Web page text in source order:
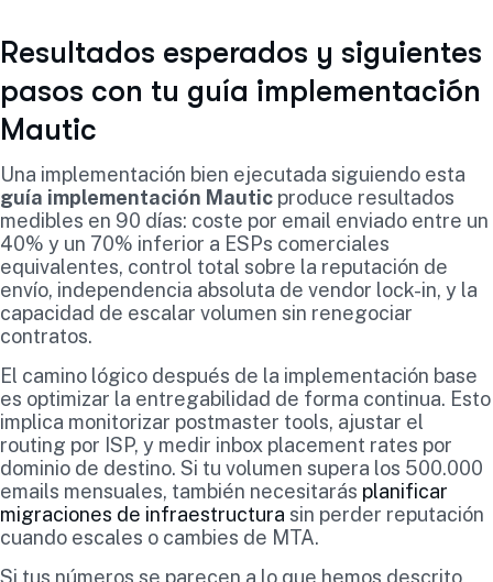
Resultados esperados y siguientes
pasos con tu guía implementación
Mautic
Una implementación bien ejecutada siguiendo esta
guía implementación Mautic produce resultados
medibles en 90 días: coste por email enviado entre un
40% y un 70% inferior a ESPs comerciales
equivalentes, control total sobre la reputación de
envío, independencia absoluta de vendor lock-in, y la
capacidad de escalar volumen sin renegociar
contratos.
El camino lógico después de la implementación base
es optimizar la entregabilidad de forma continua. Esto
implica monitorizar postmaster tools, ajustar el
routing por ISP, y medir inbox placement rates por
dominio de destino. Si tu volumen supera los 500.000
emails mensuales, también necesitarás planificar
migraciones de infraestructura sin perder reputación
cuando escales o cambies de MTA.
Si tus números se parecen a lo que hemos descrito